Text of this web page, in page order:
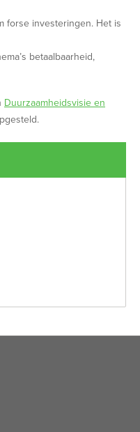
forse investeringen. Het is
betaalbaarheid,
Duurzaamheidsvisie en